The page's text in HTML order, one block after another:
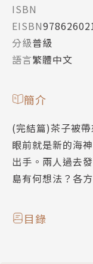
ISBN
EISBN
分級普級
語言繁體中文
簡介
(完結篇)茶子被
眼前就是新的海
出手。兩人過去
島有何想法？各
目錄